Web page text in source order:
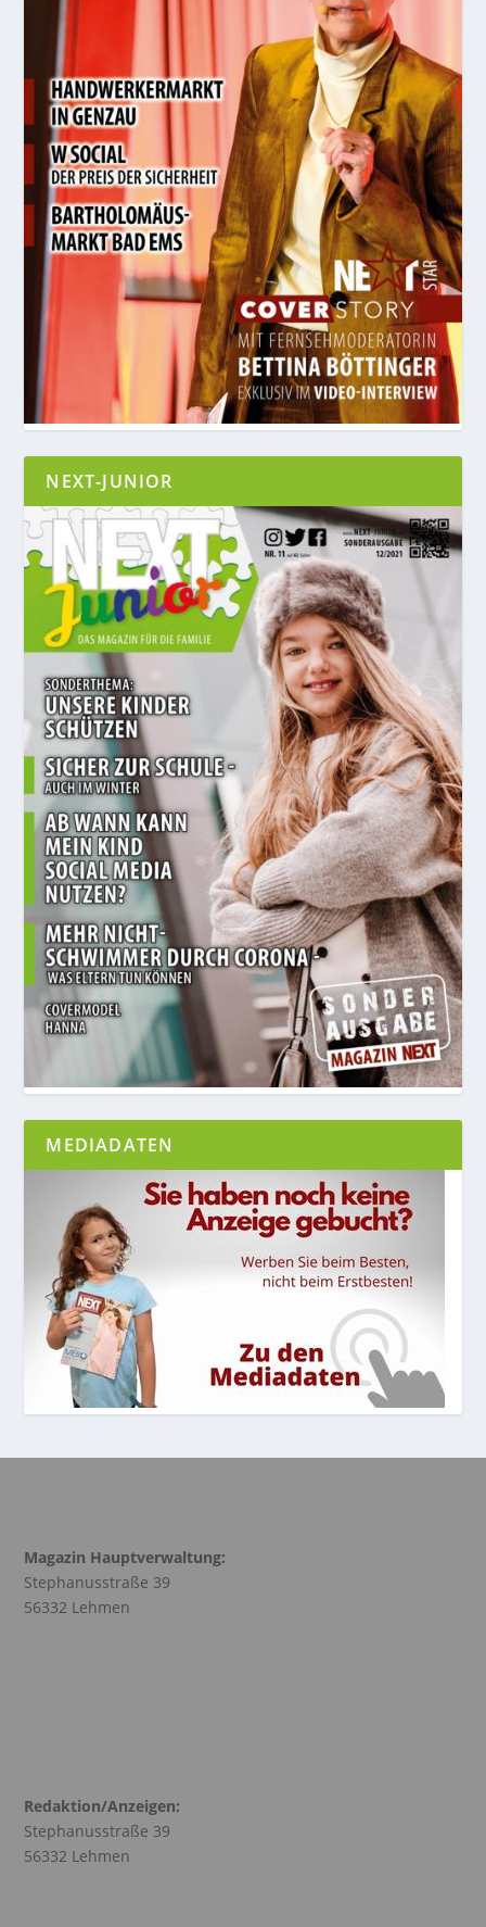
NEXT-JUNIOR
MEDIADATEN
Magazin Hauptverwaltung:
Stephanusstraße 39
56332 Lehmen
Redaktion/Anzeigen:
Stephanusstraße 39
56332 Lehmen